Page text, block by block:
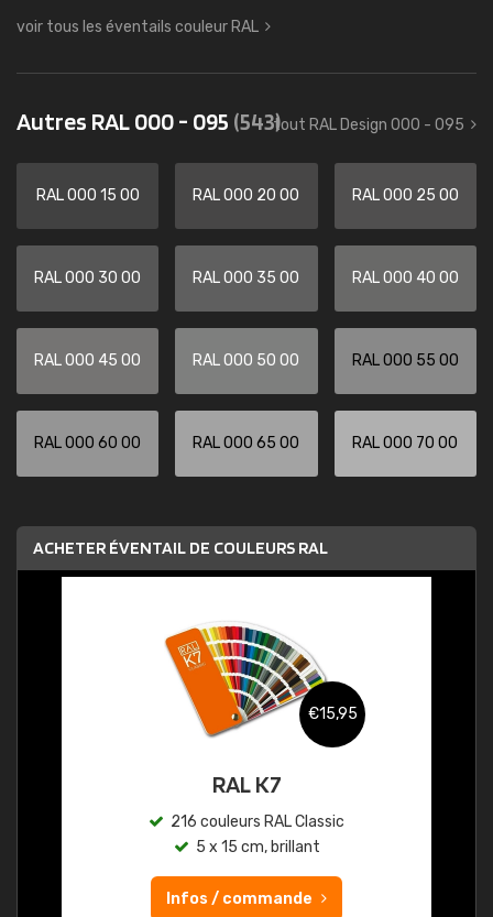
voir tous les éventails couleur RAL
Autres RAL 000 - 095 (543)tout RAL Design 000 - 095
RAL 000 15 00 RAL 000 20 00 RAL 000 25 00
RAL 000 30 00 RAL 000 35 00 RAL 000 40 00
RAL 000 45 00 RAL 000 50 00 RAL 000 55 00
RAL 000 60 00 RAL 000 65 00 RAL 000 70 00
ACHETER ÉVENTAIL DE COULEURS RAL
€15,95
RAL K7
216 couleurs RAL Classic
5 x 15 cm, brillant
Infos / commande